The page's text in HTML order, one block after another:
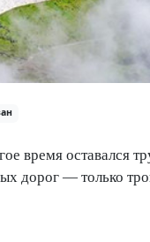
время оставался
дорог — только